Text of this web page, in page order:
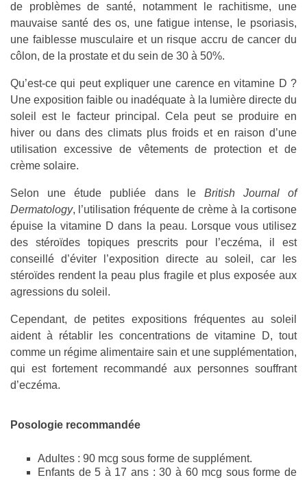
de problèmes de santé, notamment le rachitisme, une
mauvaise santé des os, une fatigue intense, le psoriasis,
une faiblesse musculaire et un risque accru de cancer du
côlon, de la prostate et du sein de 30 à 50%.
Qu’est-ce qui peut expliquer une carence en vitamine D ?
Une exposition faible ou inadéquate à la lumière directe du
soleil est le facteur principal. Cela peut se produire en
hiver ou dans des climats plus froids et en raison d’une
utilisation excessive de vêtements de protection et de
crème solaire.
Selon une étude publiée dans le British Journal of
Dermatology, l’utilisation fréquente de crème à la cortisone
épuise la vitamine D dans la peau. Lorsque vous utilisez
des stéroïdes topiques prescrits pour l’eczéma, il est
conseillé d’éviter l’exposition directe au soleil, car les
stéroïdes rendent la peau plus fragile et plus exposée aux
agressions du soleil.
Cependant, de petites expositions fréquentes au soleil
aident à rétablir les concentrations de vitamine D, tout
comme un régime alimentaire sain et une supplémentation,
qui est fortement recommandé aux personnes souffrant
d’eczéma.
Posologie recommandée
Adultes : 90 mcg sous forme de supplément.
Enfants de 5 à 17 ans : 30 à 60 mcg sous forme de